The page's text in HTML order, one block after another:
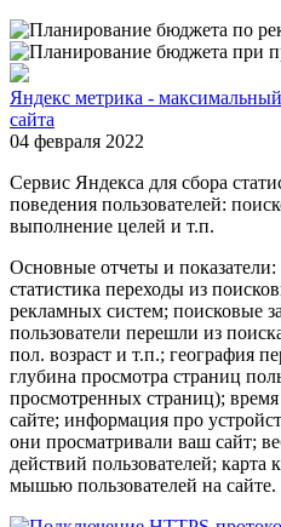
Яндекс метрика -
сайта
04 февраля 2022
Сервис Яндекса для сбора
поведения пользователей:
выполнение целей и т.п.
Основные отчеты и
статистика переходы из
рекламных систем; поисковые
пользователи перешли из
пол. возраст и т.п.; география
глубина просмотра страниц
просмотренных страниц);
сайте; информация про
они просматривали ваш сайт;
действий пользователей; карта
мышью пользователей на сайте.